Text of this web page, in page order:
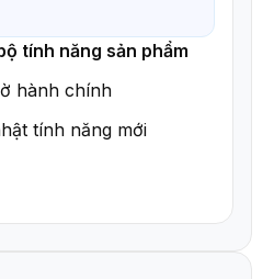
tính năng sản phẩm
hành chính
tính năng mới